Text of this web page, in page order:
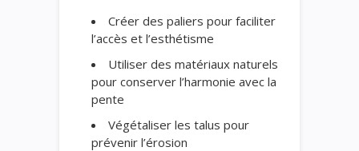
Créer des paliers pour faciliter
l’accès et l’esthétisme
Utiliser des matériaux naturels
pour conserver l’harmonie avec la
pente
Végétaliser les talus pour
prévenir l’érosion